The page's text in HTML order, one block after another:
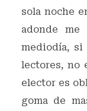
sola noche
adonde
mediodía,
lectores, no
elector es
goma de